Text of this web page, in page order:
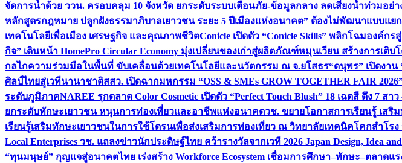
จัดการน้ำด้วย ววน. ครอบคลุม 10 จังหวัด ยกระดับระบบเตือนภัย-ข้อมูลกลาง ลดเสี่ยงน้ำท่วมอย่า
หลักสูตรกฎหมาย ปลูกฝังธรรมาภิบาลเยาวชน ระยะ 5 ปีเมืองแห่งอนาคต” ต้องไม่พัฒนาแบบแย
เทคโนโลยีเพื่อเมือง เศรษฐกิจ และคุณภาพชีวิตConicle เปิดตัว “Conicle Skills” พลิกโฉมองค์ก
กิจ” เดินหน้า HomePro Circular Economy มุ่งเปลี่ยนของเก่าสู่ผลิตภัณฑ์หมุนเวียน สร้างการเติบ
กลไกความร่วมมือในพื้นที่ ขับเคลื่อนด้วยเทคโนโลยีและนวัตกรรม ณ จ.ยโสธร“ดนุพร” เปิดงา
ศิลป์ไทยสู่เวทีนานาชาติสสว. เปิดฉากมหกรรม “OSS & SMEs GROW TOGETHER FAIR
ระดับภูมิภาคNAREE รุกตลาด Color Cosmetic เปิดตัว “Perfect Touch Blush” 18 เฉดสี ดึง 7 ส
ยกระดับทักษะเยาวชน หนุนการท่องเที่ยวและอาชีพแห่งอนาคตวช. ขยายโอกาสการเรียนรู้ เสริ
เรียนรู้เสริมทักษะเยาวชนในการใช้โดรนเพื่อส่งเสริมการท่องเที่ยว ณ วิทยาลัยเทคนิคโคกสำโร
Local Enterprises วช. แถลงข่าวนักประดิษฐ์ไทย คว้ารางวัลจากเวที 2026 Japan Design, Idea
“ทุนมนุษย์” กุญแจสู่อนาคตไทย เร่งสร้าง Workforce Ecosystem เชื่อมการศึกษา–ทักษะ–ตลาดแร